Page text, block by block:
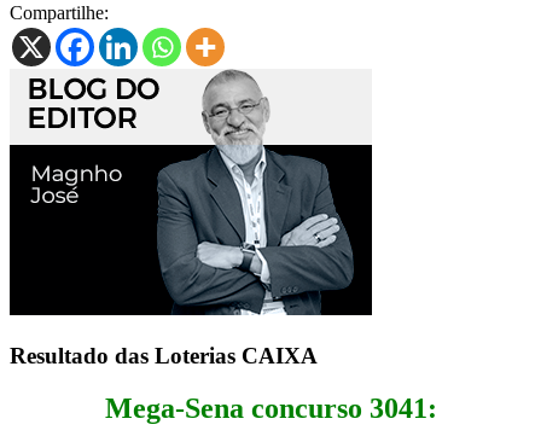
Compartilhe:
Resultado das Loterias CAIXA
Mega-Sena concurso 3041: